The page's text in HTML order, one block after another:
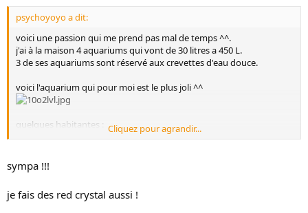
psychoyoyo a dit:
voici une passion qui me prend pas mal de temps ^^.
j'ai à la maison 4 aquariums qui vont de 30 litres a 450 L.
3 de ses aquariums sont réservé aux crevettes d'eau douce.
voici l'aquarium qui pour moi est le plus joli ^^
quelques habitantes : Cliquez pour agrandir...
sympa !!!
je fais des red crystal aussi !